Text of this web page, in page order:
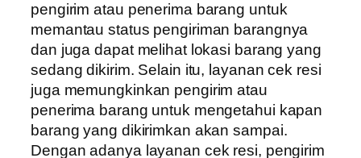
pengirim atau penerima barang untuk
memantau status pengiriman barangnya
dan juga dapat melihat lokasi barang yang
sedang dikirim. Selain itu, layanan cek resi
juga memungkinkan pengirim atau
penerima barang untuk mengetahui kapan
barang yang dikirimkan akan sampai.
Dengan adanya layanan cek resi, pengirim